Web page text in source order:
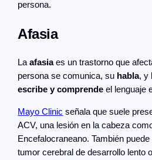
persona.
Afasia
Laafasiaes un trastorno que
persona se comunica, su habla, y
escribe y comprende el lenguaje
Mayo Clinic señala que suele
ACV, una lesión en la cabeza
Encefalocraneano. También
tumor cerebral de desarrollo lento